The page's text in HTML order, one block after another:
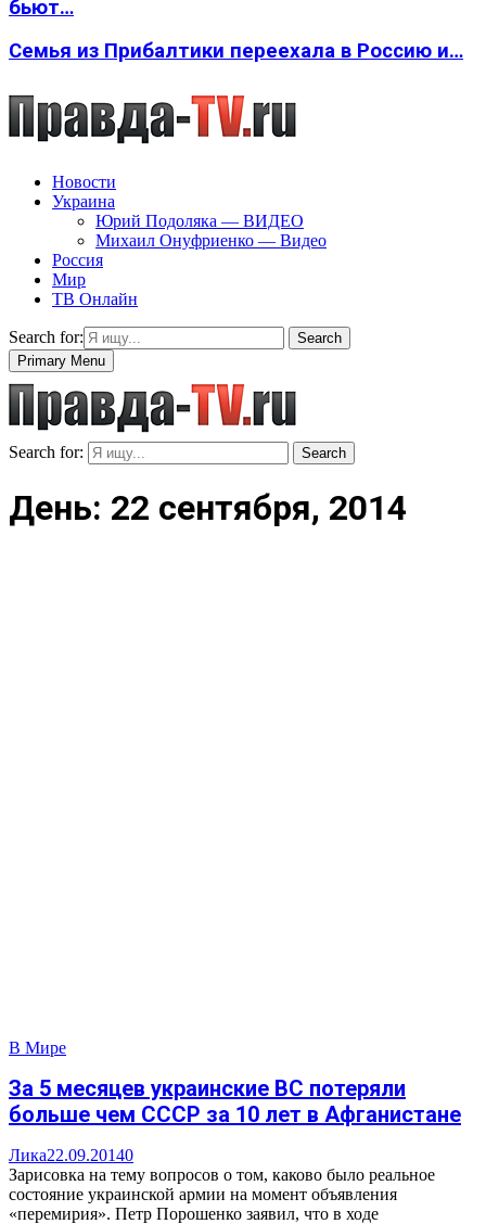
бьют…
Семья из Прибалтики переехала в Россию и…
Новости
Украина
Юрий Подоляка — ВИДЕО
Михаил Онуфриенко — Видео
Россия
Мир
ТВ Онлайн
Search for:
Search
Primary Menu
Search for: Search
День: 22 сентября, 2014
В Мире
За 5 месяцев украинские ВС потеряли
больше чем СССР за 10 лет в Афганистане
Лика22.09.20140
Зарисовка на тему вопросов о том, каково было реальное
состояние украинской армии на момент объявления
«перемирия». Петр Порошенко заявил, что в ходе